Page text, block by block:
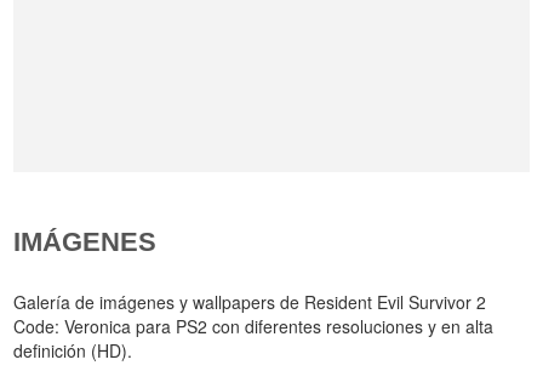
IMÁGENES
Galería de imágenes y wallpapers de Resident Evil Survivor 2
Code: Veronica para PS2 con diferentes resoluciones y en alta
definición (HD).